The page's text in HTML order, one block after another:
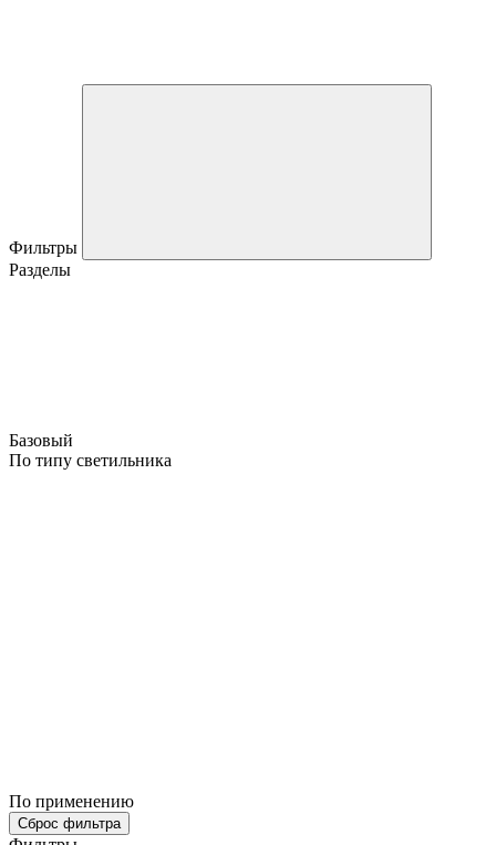
Фильтры
Разделы
Базовый
По типу светильника
По применению
Сброс фильтра